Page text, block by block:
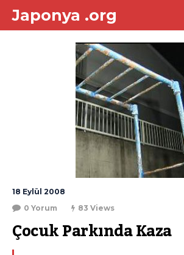
Japonya .org
18 Eylül 2008
0 Yorum
83 Views
Çocuk Parkında Kaza